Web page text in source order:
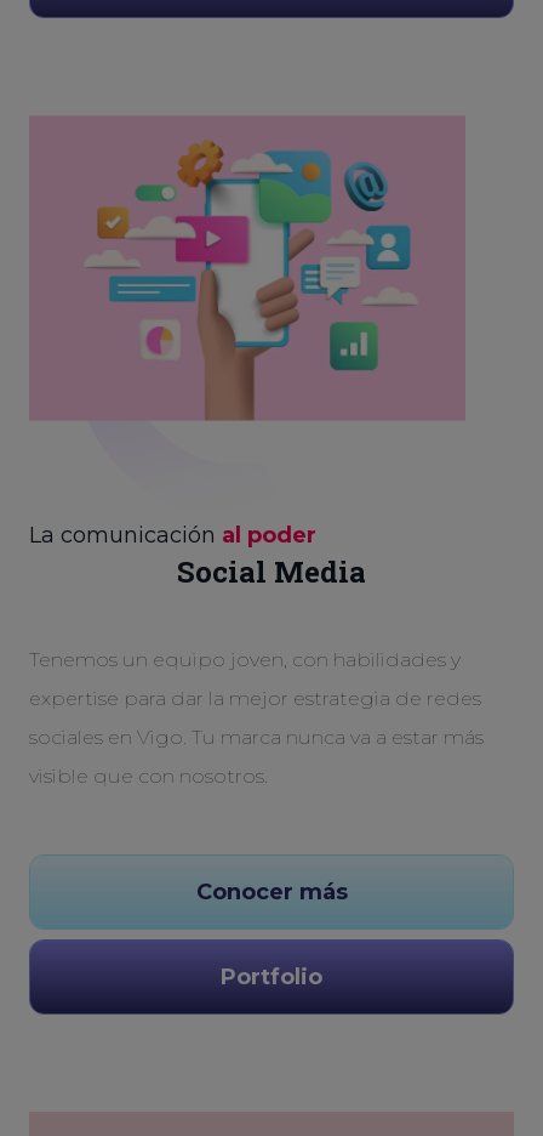
La comunicación al poder
Social Media
Tenemos un equipo joven, con habilidades y
expertise para dar la mejor estrategia de redes
sociales en Vigo. Tu marca nunca va a estar más
visible que con nosotros.
Conocer más
Portfolio